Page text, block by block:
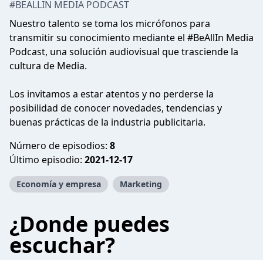
#BEALLIN MEDIA PODCAST
Nuestro talento se toma los micrófonos para
transmitir su conocimiento mediante el #BeAllIn Media
Podcast, una solución audiovisual que trasciende la
cultura de Media.
Los invitamos a estar atentos y no perderse la
posibilidad de conocer novedades, tendencias y
buenas prácticas de la industria publicitaria.
Número de episodios: 8
Último episodio: 2021-12-17
Economía y empresa Marketing
¿Donde puedes
escuchar?